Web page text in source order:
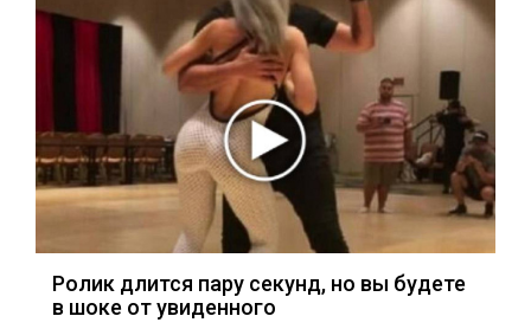
Ролик длится пару секунд, но вы будете
в шоке от увиденного